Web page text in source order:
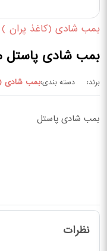
بمب شادی (کاغذ پران )
بمب شادی پاستل
برند: دسته بندی:بمب شادی
بمب شادی پاستل
نظرات